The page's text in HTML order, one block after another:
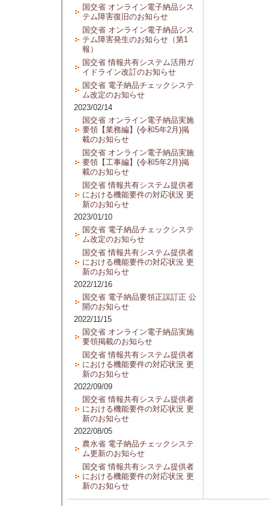
国交省 オンライン電子納品シス
テム障害復旧のお知らせ
国交省 オンライン電子納品シス
テム障害発生のお知らせ（第1
報）
国交省 情報共有システム活用ガ
イドライン改訂のお知らせ
国交省 電子納品チェックシステ
ム改定のお知らせ
2023/02/14
国交省 オンライン電子納品実施
要領【業務編】(令和5年2月)掲
載のお知らせ
国交省 オンライン電子納品実施
要領【工事編】(令和5年2月)掲
載のお知らせ
国交省 情報共有システム提供者
における機能要件の対応状況 更
新のお知らせ
2023/01/10
国交省 電子納品チェックシステ
ム改定のお知らせ
国交省 情報共有システム提供者
における機能要件の対応状況 更
新のお知らせ
2022/12/16
国交省 電子納品要領正誤訂正 公
開のお知らせ
2022/11/15
国交省 オンライン電子納品実施
要領掲載のお知らせ
国交省 情報共有システム提供者
における機能要件の対応状況 更
新のお知らせ
2022/09/09
国交省 情報共有システム提供者
における機能要件の対応状況 更
新のお知らせ
2022/08/05
農水省 電子納品チェックシステ
ム更新のお知らせ
国交省 情報共有システム提供者
における機能要件の対応状況 更
新のお知らせ